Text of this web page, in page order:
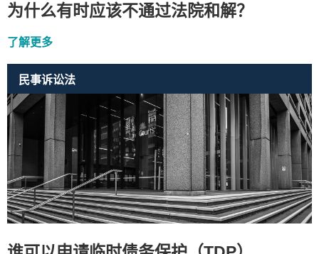
为什么有时应该不通过法院和解？
了解更多
民事诉讼法